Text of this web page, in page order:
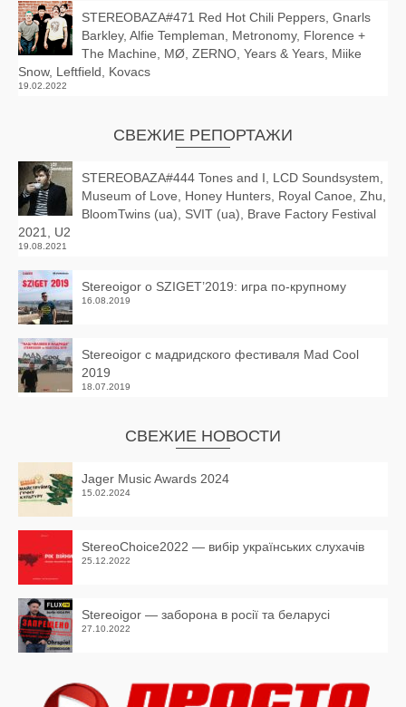
STEREOBAZA#471 Red Hot Chili Peppers, Gnarls
Barkley, Alfie Templeman, Metronomy, Florence +
The Machine, MØ, ZERNO, Years & Years, Miike
Snow, Leftfield, Kovacs
19.02.2022
СВЕЖИЕ РЕПОРТАЖИ
STEREOBAZA#444 Tones and I, LCD Soundsystem,
Museum of Love, Honey Hunters, Royal Canoe, Zhu,
BloomTwins (ua), SVIT (ua), Brave Factory Festival
2021, U2
19.08.2021
Stereoigor о SZIGET’2019: игра по-крупному
16.08.2019
Stereoigor с мадридского фестиваля Mad Cool
2019
18.07.2019
СВЕЖИЕ НОВОСТИ
Jager Music Awards 2024
15.02.2024
StereoChoice2022 — вибір українських слухачів
25.12.2022
Stereoigor — заборона в росії та беларусі
27.10.2022